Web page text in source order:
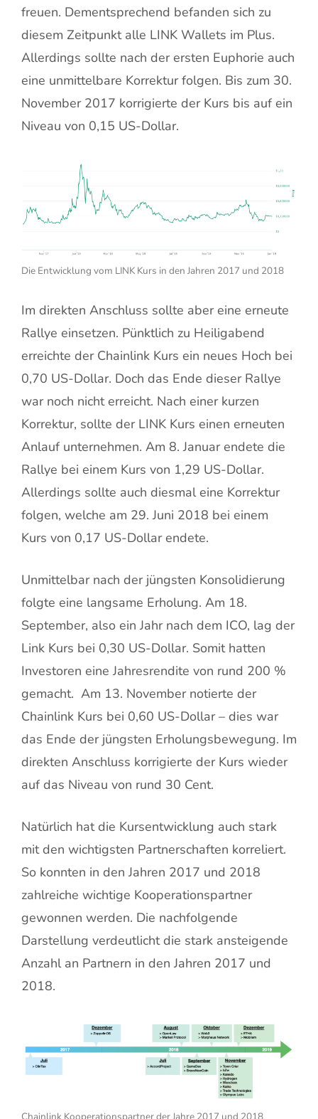
freuen. Dementsprechend befanden sich zu
diesem Zeitpunkt alle LINK Wallets im Plus.
Allerdings sollte nach der ersten Euphorie auch
eine unmittelbare Korrektur folgen. Bis zum 30.
November 2017 korrigierte der Kurs bis auf ein
Niveau von 0,15 US-Dollar.
Die Entwicklung vom LINK Kurs in den Jahren 2017 und 2018
Im direkten Anschluss sollte aber eine erneute
Rallye einsetzen. Pünktlich zu Heiligabend
erreichte der Chainlink Kurs ein neues Hoch bei
0,70 US-Dollar. Doch das Ende dieser Rallye
war noch nicht erreicht. Nach einer kurzen
Korrektur, sollte der LINK Kurs einen erneuten
Anlauf unternehmen. Am 8. Januar endete die
Rallye bei einem Kurs von 1,29 US-Dollar.
Allerdings sollte auch diesmal eine Korrektur
folgen, welche am 29. Juni 2018 bei einem
Kurs von 0,17 US-Dollar endete.
Unmittelbar nach der jüngsten Konsolidierung
folgte eine langsame Erholung. Am 18.
September, also ein Jahr nach dem ICO, lag der
Link Kurs bei 0,30 US-Dollar. Somit hatten
Investoren eine Jahresrendite von rund 200 %
gemacht. Am 13. November notierte der
Chainlink Kurs bei 0,60 US-Dollar – dies war
das Ende der jüngsten Erholungsbewegung. Im
direkten Anschluss korrigierte der Kurs wieder
auf das Niveau von rund 30 Cent.
Natürlich hat die Kursentwicklung auch stark
mit den wichtigsten Partnerschaften korreliert.
So konnten in den Jahren 2017 und 2018
zahlreiche wichtige Kooperationspartner
gewonnen werden. Die nachfolgende
Darstellung verdeutlicht die stark ansteigende
Anzahl an Partnern in den Jahren 2017 und
2018.